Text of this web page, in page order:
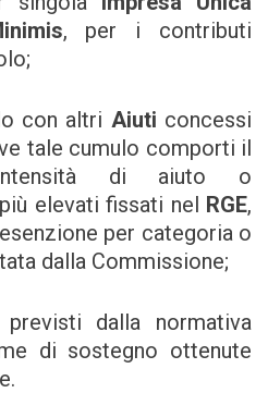
, per i contributi
con altri Aiuti concessi
tale cumulo comporti il
di aiuto o
elevati fissati nel RGE,
per categoria o
dalla Commissione;
dalla normativa
di sostegno ottenute